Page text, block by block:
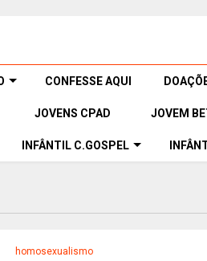
CONFESSE AQUI
JOVENS CPAD JOVEM
INFÂNTIL C.GOSPEL
homosexualismo